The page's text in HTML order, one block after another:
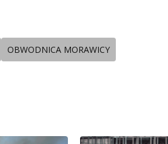
OBWODNICA MORAWICY